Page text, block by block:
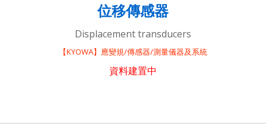
位移傳感器
Displacement transducers
【KYOWA】應變規/傳感器/測量儀器及系統
資料建置中